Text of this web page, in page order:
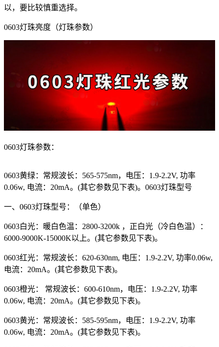
以，要比较慎重选择。
0603灯珠亮度（灯珠参数）
0603灯珠参数：
0603黄绿：常规波长：565-575nm，电压：1.9-2.2V, 功率
0.06w, 电流：20mA。(其它参数见下表)。0603灯珠型号
一、0603灯珠型号：（单色）
0603白光：暖白色温：2800-3200k ，正白光（冷白色温）：
6000-9000K-15000K以上。(其它参数见下表)。
0603红光：常规波长：620-630nm, 电压：1.9-2.2V, 功率0.06w,
电流：20mA。(其它参数见下表)。
0603橙光： 常规波长：600-610nm，电压：1.9-2.2V, 功率
0.06w, 电流：20mA。(其它参数见下表)。
0603黄光：常规波长：585-595nm，电压：1.9-2.2V, 功率
0.06w, 电流：20mA。(其它参数见下表)。